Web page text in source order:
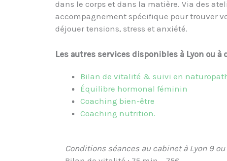
dans le corps et dans la matière. Via des
accompagnement spécifique pour trouver
déjouer tensions, stress et anxiété.
Les autres services disponibles à Lyon ou à
Bilan de vitalité & suivi en
Équilibre hormonal féminin
Coaching bien-être
Coaching nutrition.
Conditions séances au cabinet à Lyon 9